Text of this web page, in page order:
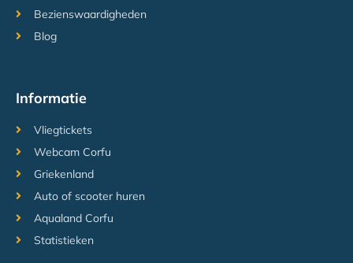
Bezienswaardigheden
Blog
Informatie
Vliegtickets
Webcam Corfu
Griekenland
Auto of scooter huren
Aqualand Corfu
Statistieken